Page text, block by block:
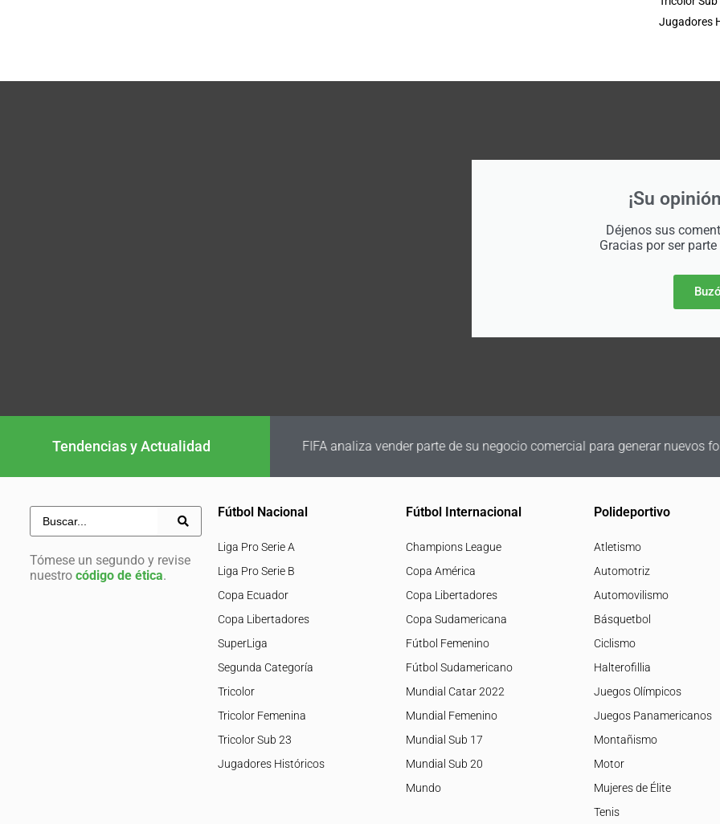
Jugadores
¡Su
Déjenos sus
Gracias por ser
Tendencias y Actualidad FIFA analiza vender parte de su negocio comercial para generar nuevos
Tómese un segundo y revise
nuestro código de ética.
Fútbol Nacional
Liga Pro Serie A
Liga Pro Serie B
Copa Ecuador
Copa Libertadores
SuperLiga
Segunda Categoría
Tricolor
Tricolor Femenina
Tricolor Sub 23
Jugadores Históricos
Fútbol Internacional
Champions League
Copa América
Copa Libertadores
Copa Sudamericana
Fútbol Femenino
Fútbol Sudamericano
Mundial Catar 2022
Mundial Femenino
Mundial Sub 17
Mundial Sub 20
Mundo
Polideportivo
Atletismo
Automotriz
Automovilismo
Básquetbol
Ciclismo
Halterofillia
Juegos Olímpicos
Juegos Panamericanos
Montañismo
Motor
Mujeres de Élite
Tenis